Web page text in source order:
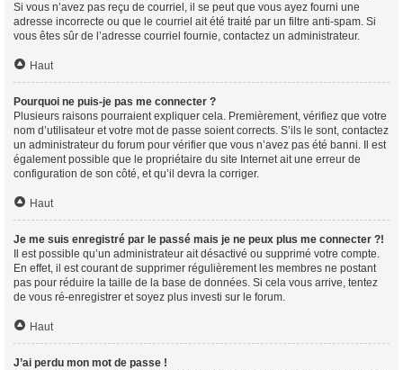
Si vous n’avez pas reçu de courriel, il se peut que vous ayez fourni une
adresse incorrecte ou que le courriel ait été traité par un filtre anti-spam. Si
vous êtes sûr de l’adresse courriel fournie, contactez un administrateur.
Haut
Pourquoi ne puis-je pas me connecter ?
Plusieurs raisons pourraient expliquer cela. Premièrement, vérifiez que votre
nom d’utilisateur et votre mot de passe soient corrects. S’ils le sont, contactez
un administrateur du forum pour vérifier que vous n’avez pas été banni. Il est
également possible que le propriétaire du site Internet ait une erreur de
configuration de son côté, et qu’il devra la corriger.
Haut
Je me suis enregistré par le passé mais je ne peux plus me connecter ?!
Il est possible qu’un administrateur ait désactivé ou supprimé votre compte.
En effet, il est courant de supprimer régulièrement les membres ne postant
pas pour réduire la taille de la base de données. Si cela vous arrive, tentez
de vous ré-enregistrer et soyez plus investi sur le forum.
Haut
J’ai perdu mon mot de passe !